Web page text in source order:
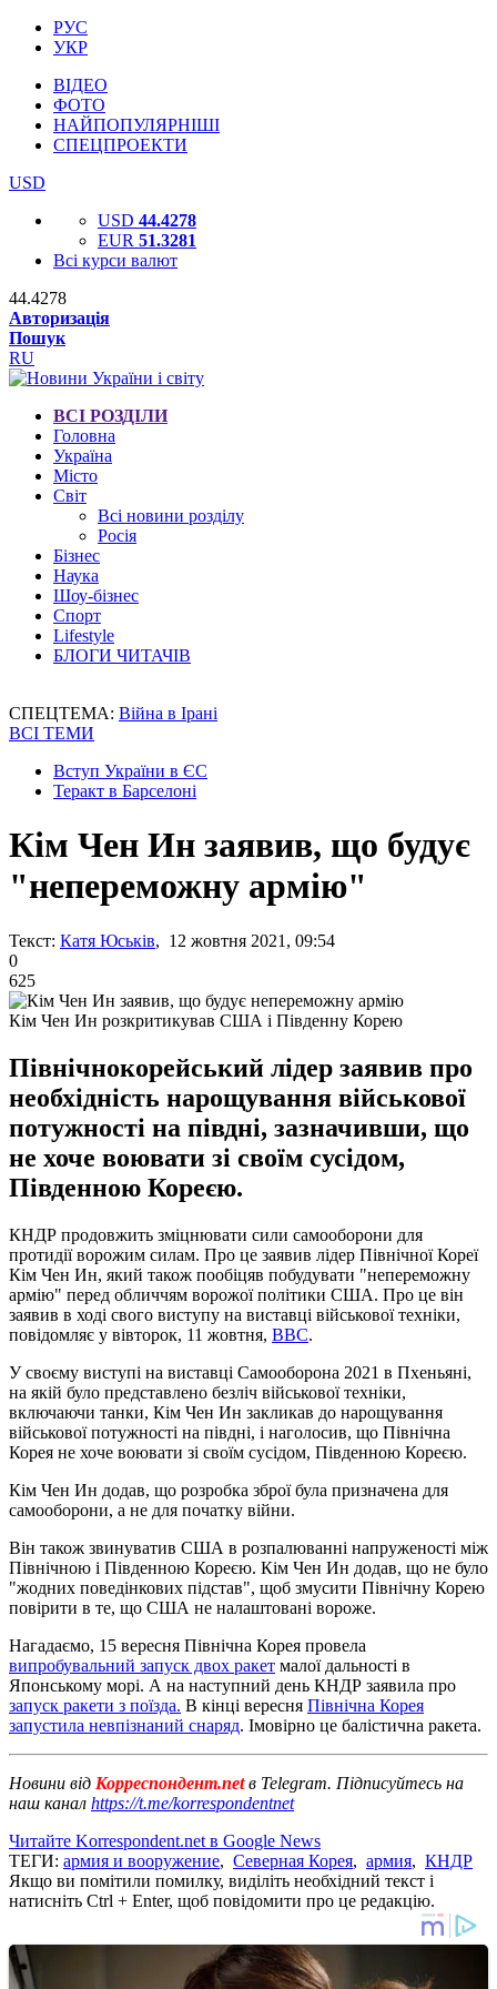
РУС
УКР
ВІДЕО
ФОТО
НАЙПОПУЛЯРНІШІ
СПЕЦПРОЕКТИ
USD
USD 44.4278
EUR 51.3281
Всі курси валют
44.4278
Авторизація
Пошук
RU
ВСІ РОЗДІЛИ
Головна
Україна
Місто
Світ
Всі новини розділу
Росія
Бізнес
Наука
Шоу-бізнес
Спорт
Lifestyle
БЛОГИ ЧИТАЧІВ
СПЕЦТЕМА: Війна в Ірані
ВСІ ТЕМИ
Вступ України в ЄС
Теракт в Барселоні
Кім Чен Ин заявив, що будує
"непереможну армію"
Текст: Катя Юськів, 12 жовтня 2021, 09:54
0
625
Кім Чен Ин розкритикував США і Південну Корею
Північнокорейський лідер заявив про
необхідність нарощування військової
потужності на півдні, зазначивши, що
не хоче воювати зі своїм сусідом,
Південною Кореєю.
КНДР продовжить зміцнювати сили самооборони для
протидії ворожим силам. Про це заявив лідер Північної Кореї
Кім Чен Ин, який також пообіцяв побудувати "непереможну
армію" перед обличчям ворожої політики США. Про це він
заявив в ході свого виступу на виставці військової техніки,
повідомляє у вівторок, 11 жовтня, ВВС.
У своєму виступі на виставці Самооборона 2021 в Пхеньяні,
на якій було представлено безліч військової техніки,
включаючи танки, Кім Чен Ин закликав до нарощування
військової потужності на півдні, і наголосив, що Північна
Корея не хоче воювати зі своїм сусідом, Південною Кореєю.
Кім Чен Ин додав, що розробка зброї була призначена для
самооборони, а не для початку війни.
Він також звинуватив США в розпалюванні напруженості між
Північною і Південною Кореєю. Кім Чен Ин додав, що не було
"жодних поведінкових підстав", щоб змусити Північну Корею
повірити в те, що США не налаштовані вороже.
Нагадаємо, 15 вересня Північна Корея провела
випробувальний запуск двох ракет малої дальності в
Японському морі. А на наступний день КНДР заявила про
запуск ракети з поїзда. В кінці вересня Північна Корея
запустила невпізнаний снаряд. Імовірно це балістична ракета.
Новини від Корреспондент.netв Telegram. Підписуйтесь на
наш канал https://t.me/korrespondentnet
Читайте Korrespondent.net в Google News
ТЕГИ: армия и вооружение, Северная Корея, армия, КНДР
Якщо ви помітили помилку, виділіть необхідний текст і
натисніть Ctrl + Enter, щоб повідомити про це редакцію.